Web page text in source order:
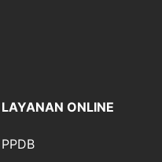
LAYANAN ONLINE
PPDB